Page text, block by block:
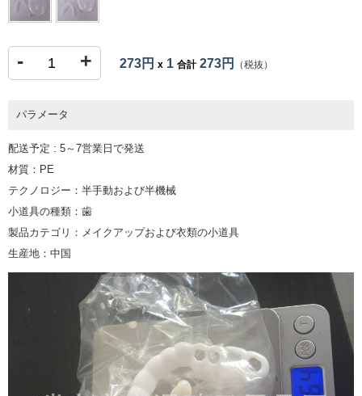
- + 273円 x 1 合計273円 （税抜）
パラメータ
配送予定 : 5～7営業日で発送
材質：PE
テクノロジー：半手動および半機械
小道具の種類：歯
製品カテゴリ：メイクアップおよび衣類の小道具
生産地：中国